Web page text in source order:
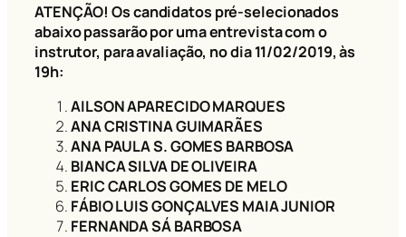
ATENÇÃO! Os candidatos pré-selecionados
abaixo passarão por uma entrevista com o
instrutor, para avaliação, no dia 11/02/2019, às
19h:
AILSON APARECIDO MARQUES
ANA CRISTINA GUIMARÃES
ANA PAULA S. GOMES BARBOSA
BIANCA SILVA DE OLIVEIRA
ERIC CARLOS GOMES DE MELO
FÁBIO LUIS GONÇALVES MAIA JUNIOR
FERNANDA SÁ BARBOSA